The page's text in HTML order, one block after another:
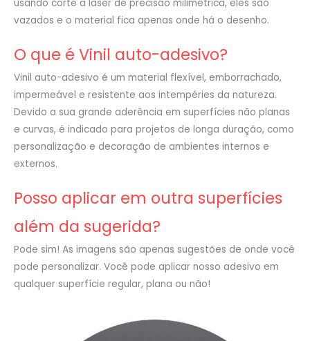
usando corte a laser de precisão milimétrica, eles são
vazados e o material fica apenas onde há o desenho.
O que é Vinil auto-adesivo?
Vinil auto-adesivo é um material flexível, emborrachado,
impermeável e resistente aos intempéries da natureza.
Devido a sua grande aderência em superfícies não planas
e curvas, é indicado para projetos de longa duração, como
personalização e decoração de ambientes internos e
externos.
Posso aplicar em outra superfícies
além da sugerida?
Pode sim! As imagens são apenas sugestões de onde você
pode personalizar. Você pode aplicar nosso adesivo em
qualquer superfície regular, plana ou não!